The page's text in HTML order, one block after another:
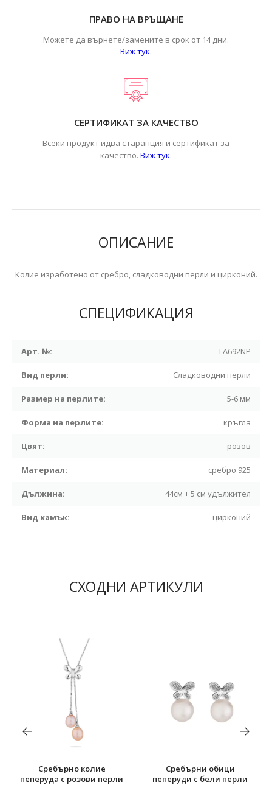
ПРАВО НА ВРЪЩАНЕ
Можете да върнете/замените в срок от 14 дни.
Виж тук.
СЕРТИФИКАТ ЗА КАЧЕСТВО
Всеки продукт идва с гаранция и сертификат за
качество. Виж тук.
ОПИСАНИЕ
Колие изработено от сребро, сладководни перли и цирконий.
СПЕЦИФИКАЦИЯ
Арт. №: LA692NP
Вид перли: Сладководни перли
Размер на перлите: 5-6 мм
Форма на перлите: кръгла
Цвят: розов
Материал: сребро 925
Дължина: 44см + 5 см удължител
Вид камък: цирконий
СХОДНИ АРТИКУЛИ
Сребърно колие
пеперуда с розови перли
Сребърни обици
пеперуди с бели перли